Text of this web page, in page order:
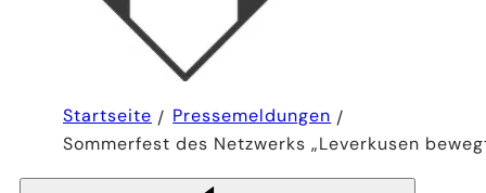
Startseite
Pressemeldungen
Sommerfest des Netzwerks „Leverkusen